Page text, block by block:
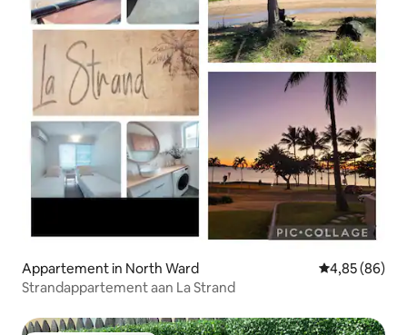
Appartement in North Ward Gemiddelde
4,85 (86)
Strandappartement aan La Strand